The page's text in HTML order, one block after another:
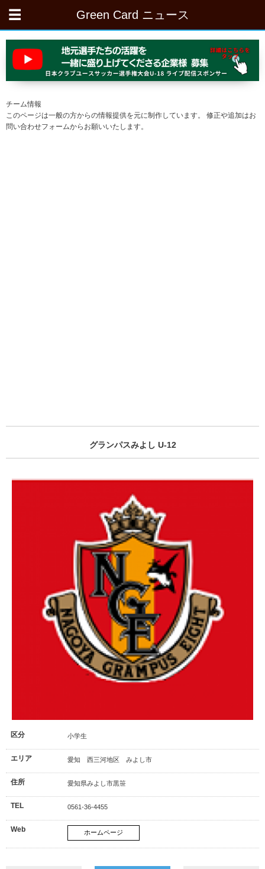
Green Card ニュース
チーム情報
このページは一般の方からの情報提供を元に制作しています。 修正や追加はお
問い合わせフォームからお願いいたします。
グランパスみよし U-12
区分 小学生
エリア 愛知 西三河地区 みよし市
住所 愛知県みよし市黒笹
TEL 0561-36-4455
Web ホームページ